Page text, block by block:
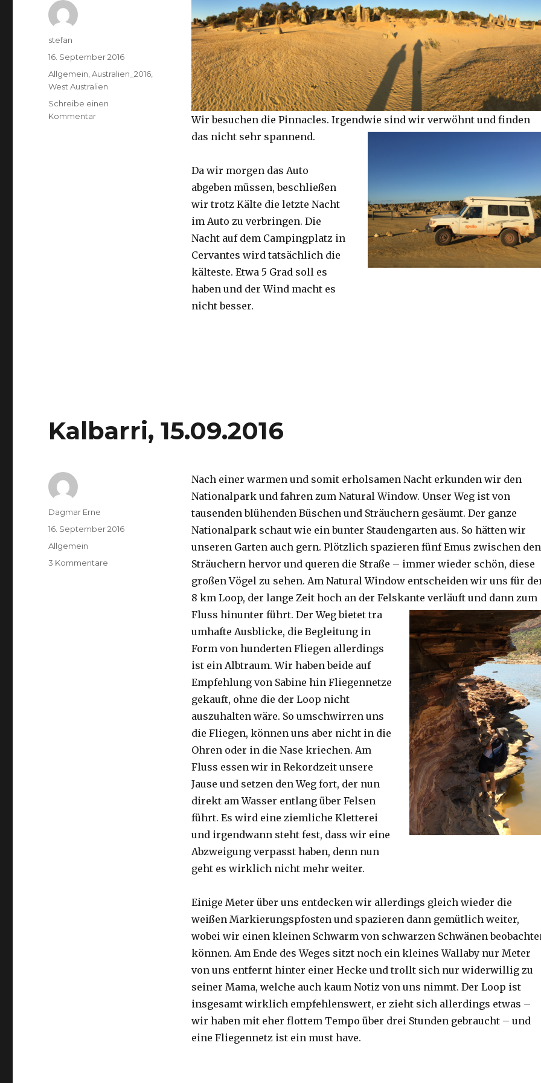
Wir besuchen die Pinnacles. Irgendwie sind wir verwöhnt und finden
das nicht sehr spannend.
Da wir morgen das Auto
abgeben müssen, beschließen
wir trotz Kälte die letzte Nacht
im Auto zu verbringen. Die
Nacht auf dem Campingplatz in
Cervantes wird tatsächlich die
kälteste. Etwa 5 Grad soll es
haben und der Wind macht es
nicht besser.
Autor
stefan
Veröffentlicht
am
16. September 2016
Kategorien
Allgemein,Australien_2016,
West Australien
Schreibe einen
Kommentarzu
Kalbarri, 15.09.2016
Nach einer warmen und somit erholsamen Nacht erkunden wir den
Nationalpark und fahren zum Natural Window. Unser Weg ist von
tausenden blühenden Büschen und Sträuchern gesäumt. Der ganze
Nationalpark schaut wie ein bunter Staudengarten aus. So hätten wir
unseren Garten auch gern. Plötzlich spazieren fünf Emus zwischen den
Sträuchern hervor und queren die Straße – immer wieder schön, diese
großen Vögel zu sehen. Am Natural Window entscheiden wir uns für
8 km Loop, der lange Zeit hoch an der Felskante verläuft und dann zum
Fluss hinunter führt. Der Weg bietet tra
umhafte Ausblicke, die Begleitung in
Form von hunderten Fliegen allerdings
ist ein Albtraum. Wir haben beide auf
Empfehlung von Sabine hin Fliegennetze
gekauft, ohne die der Loop nicht
auszuhalten wäre. So umschwirren uns
die Fliegen, können uns aber nicht in die
Ohren oder in die Nase kriechen. Am
Fluss essen wir in Rekordzeit unsere
Jause und setzen den Weg fort, der nun
direkt am Wasser entlang über Felsen
führt. Es wird eine ziemliche Kletterei
und irgendwann steht fest, dass wir eine
Abzweigung verpasst haben, denn nun
geht es wirklich nicht mehr weiter.
Einige Meter über uns entdecken wir allerdings gleich wieder die
weißen Markierungspfosten und spazieren dann gemütlich weiter,
wobei wir einen kleinen Schwarm von schwarzen Schwänen
können. Am Ende des Weges sitzt noch ein kleines Wallaby nur Meter
von uns entfernt hinter einer Hecke und trollt sich nur widerwillig zu
seiner Mama, welche auch kaum Notiz von uns nimmt. Der Loop ist
insgesamt wirklich empfehlenswert, er zieht sich allerdings etwas –
wir haben mit eher flottem Tempo über drei Stunden gebraucht – und
eine Fliegennetz ist ein must have.
Autor
Dagmar Erne
Veröffentlicht
am
16. September 2016
Kategorien
Allgemein
3 Kommentare